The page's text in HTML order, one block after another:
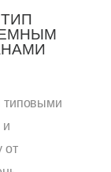
типовыми
и
от